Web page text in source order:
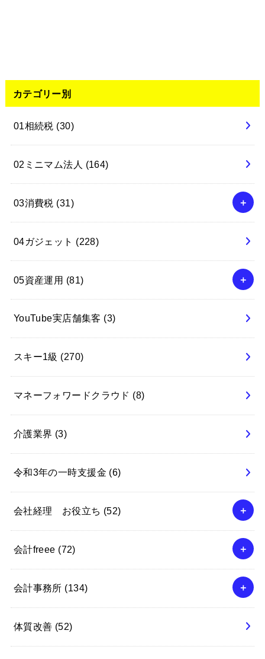
カテゴリー別
01相続税 (30)
02ミニマム法人 (164)
03消費税 (31)
04ガジェット (228)
05資産運用 (81)
YouTube実店舗集客 (3)
スキー1級 (270)
マネーフォワードクラウド (8)
介護業界 (3)
令和3年の一時支援金 (6)
会社経理 お役立ち (52)
会計freee (72)
会計事務所 (134)
体質改善 (52)